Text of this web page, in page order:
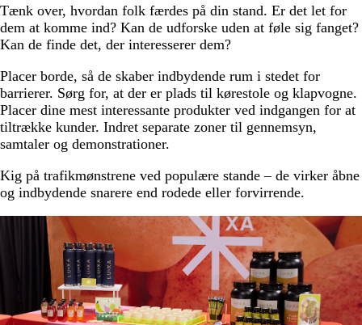
Tænk over, hvordan folk færdes på din stand. Er det let for
dem at komme ind? Kan de udforske uden at føle sig fanget?
Kan de finde det, der interesserer dem?
Placer borde, så de skaber indbydende rum i stedet for
barrierer. Sørg for, at der er plads til kørestole og klapvogne.
Placer dine mest interessante produkter ved indgangen for at
tiltrække kunder. Indret separate zoner til gennemsyn,
samtaler og demonstrationer.
Kig på trafikmønstrene ved populære stande – de virker åbne
og indbydende snarere end rodede eller forvirrende.